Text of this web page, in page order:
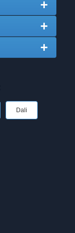
Dali